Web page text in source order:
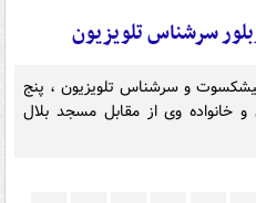
سرشناس تلویزیون
و سرشناس تلویزیون ، پنج
و خانواده وی از مقابل مسجد بلال